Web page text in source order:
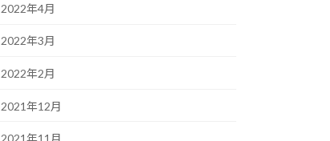
2022年4月
2022年3月
2022年2月
2021年12月